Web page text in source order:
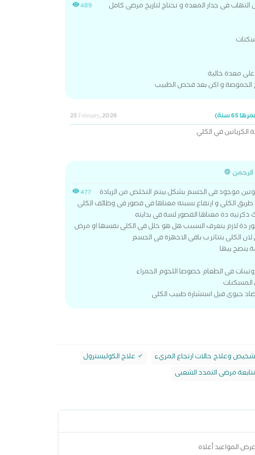
489
التهاب فى جدار المعدة و تحتاج لتاريخ مرضى كامل
معدة خالية
الحموصة و اكن بعد فحص الطبيب
سنة) 25 February, 2026
الكرياتين في الكلي
477
موجود فى الجسم بشكل بيتم التخلص من الزيادة
الكلى و ارتفاع نسبته معناها فى قصور فى وظائف الكلى
ذكرتيه دة معناها القصور لسة فى بدايته
دة لازم يتعرف السببب هل هو خلل فى الكلى نفسها او مرض
لان الكلى بتتاثر ب باقى الاجهزة فى الجسم
ينصح بيها
فى الطعام خصوصا اللحوم الحمراء
المسكنات
حيوى قبل استشارة طبيب الكلى
وعلاج حالات ارتجاع المريء
علاج الكوليسترول
مرضى التمدد الشعبى